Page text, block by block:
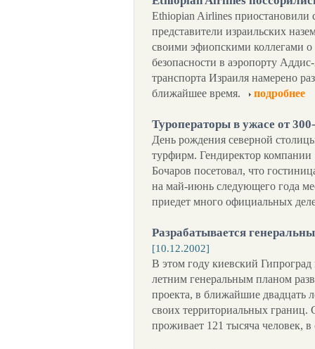
Ethiopian Airlines приостановили
представители израильских
своими эфиопскими коллегами
безопасности в аэропорту
транспорта Израиля намерено
ближайшее время.
подробнее
Туроператоры в ужасе от
День рождения северной
турфирм. Гендиректор
Бочаров посетовал, что
на май-июнь следующего года
приедет много официальных
Разрабатывается
[10.12.2002]
В этом году киевский
летним генеральным планом
проекта, в ближайшие двадцать
своих территориальных границ.
проживает 121 тысяча человек,